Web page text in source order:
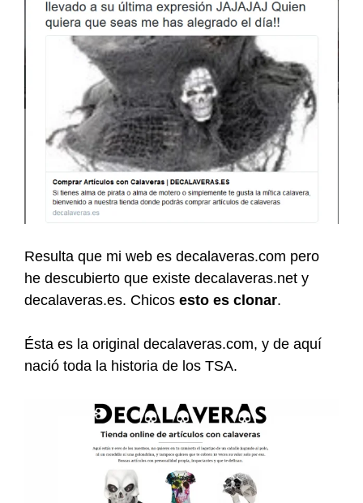
Resulta que mi web es decalaveras.com pero
he descubierto que existe decalaveras.net y
decalaveras.es. Chicos esto es clonar.
Ésta es la original decalaveras.com, y de aquí
nació toda la historia de los TSA.